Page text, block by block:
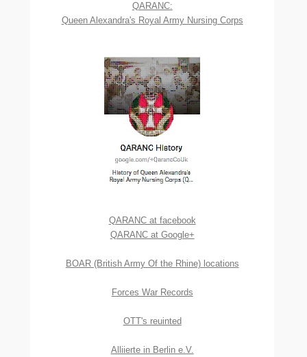
QARANC:
Queen Alexandra's Royal Army Nursing Corps
QARANC at facebook
QARANC at Google+
BOAR (British Army Of the Rhine) locations
Forces War Records
OTT's reuinted
Alliierte in Berlin e.V.